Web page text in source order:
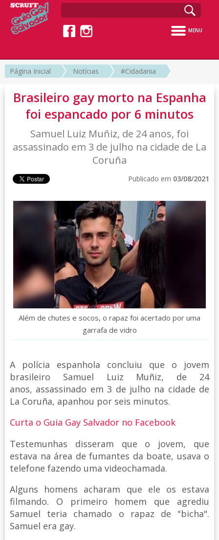
MENU
Página Inicial Notícias #Cidadania
Brasileiro gay morto na Espanha
foi espancado por 6 minutos
Samuel Luiz Muñiz, de 24 anos, foi
assassinado em 3 de julho na cidade de La
Coruña
Publicado em 03/08/2021
Além de chutes e socos, o rapaz foi acertado por uma
garrafa de vidro
A polícia espanhola concluiu que o jovem
brasileiro Samuel Luiz Muñiz, de 24
anos, assassinado em 3 de julho na cidade de
La Coruña, apanhou por seis minutos.
Curta o Guia Gay Salvador no Facebook
Testemunhas disseram que o jovem, que
estava na área de fumantes da boate, usava o
telefone fazendo uma videochamada.
Alguns homens acharam que ele os estava
filmando. O primeiro homem que agrediu
Samuel teria chamado o rapaz de "bicha".
Samuel era gay.